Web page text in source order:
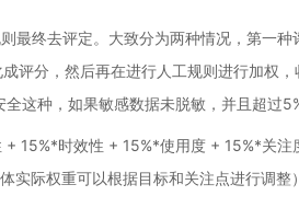
最终去评定。大致分为两种情况，第一
评分，然后再在进行人工规则进行加权，
这种，如果敏感数据未脱敏，并且超过
15%*时效性 + 15%*使用度 + 15%*关
实际权重可以根据目标和关注点进行调整）